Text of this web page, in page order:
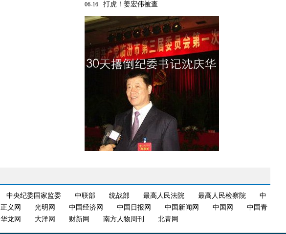
06-16 打虎！姜宏伟被查
中央纪委国家监委 中联部 统战部 最高人民法院 最高人民检察院
中
正义网 光明网 中国经济网 中国日报网 中国新闻网 中国网
中国青
华龙网 大洋网 财新网 南方人物周刊 北青网